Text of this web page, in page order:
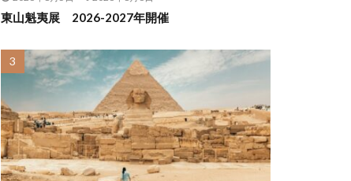
東山魁夷展 2026-2027年開催